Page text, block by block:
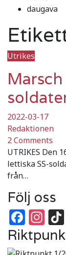
daugava
Utrikes
2022-03-17
Redaktionen
2 Comments
UTRIKES Den
lettiska SS-
från…
Följ oss